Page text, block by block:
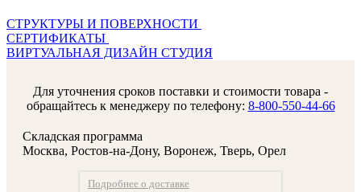
СТРУКТУРЫ И ПОВЕРХНОСТИ
СЕРТИФИКАТЫ
ВИРТУАЛЬНАЯ ДИЗАЙН СТУДИЯ
Для уточнения сроков поставки и стоимости товара -
обращайтесь к менеджеру по телефону: 8-800-550-44-66
Складская программа
Москва, Ростов-на-Дону, Воронеж, Тверь, Орел
Подробнее о доставке